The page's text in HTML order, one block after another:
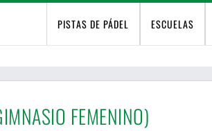
PISTAS DE PÁDEL ESCUELAS
FEMENINO)